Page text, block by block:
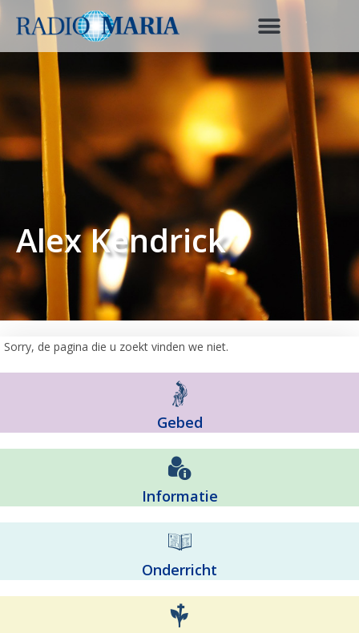
Alex Kendrick
Sorry, de pagina die u zoekt vinden we niet.
Gebed
Informatie
Onderricht